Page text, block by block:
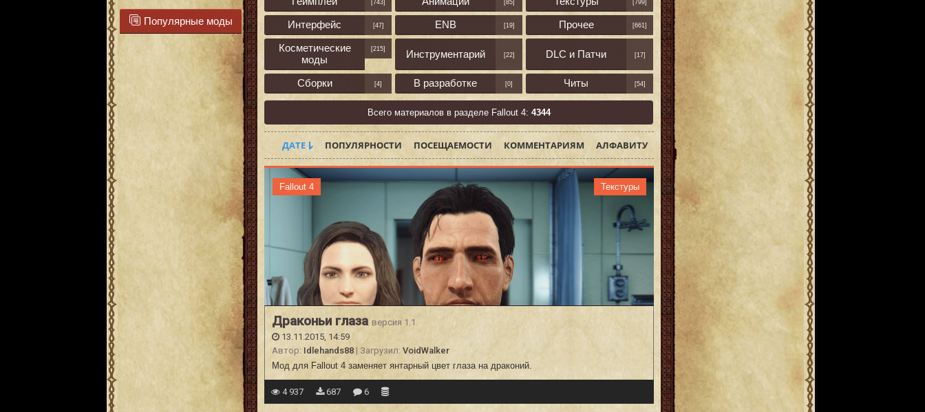
Популярные моды
[743] [85] [799]
Интерфейс [47] ENB [19] Прочее [661]
Косметические
моды
[215] Инструментарий [22] DLC и Патчи [17]
Сборки [4] В разработке [0] Читы [54]
Всего материалов в разделе Fallout 4: 4344
ДАТЕ ПОПУЛЯРНОСТИ ПОСЕЩАЕМОСТИ КОММЕНТАРИЯМ АЛФАВИТУ
Fallout 4 Текстуры
Драконьи глаза версия 1.1
13.11.2015, 14:59
Автор: Idlehands88 | Загрузил: VoidWalker
Мод для Fallout 4 заменяет янтарный цвет глаза на драконий.
4 937 687 6